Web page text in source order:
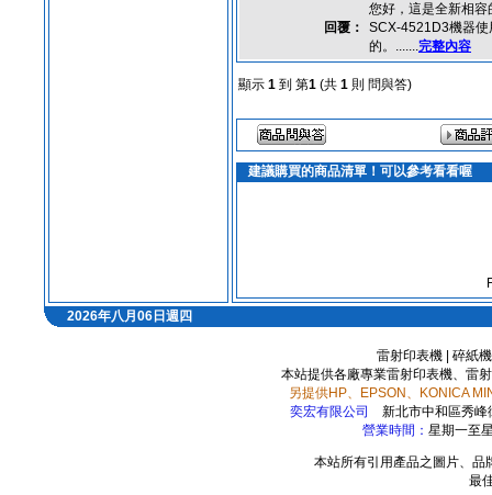
回覆：
您好，這是全新相
SCX-4521D3機器使
的。.......完整內容
顯示 1 到 第1 (共 1 則 問與答)
建議購買的商品清單！可以參考看看喔
2026年八月06日週四
雷射印表機
碎紙機
本站提供各廠專業雷射印表機、雷
另提供HP、EPSON、KONICA
奕宏有限公司
新北市中和區秀
營業時間： 星期一至
本站所有引用產品之圖片、品
最